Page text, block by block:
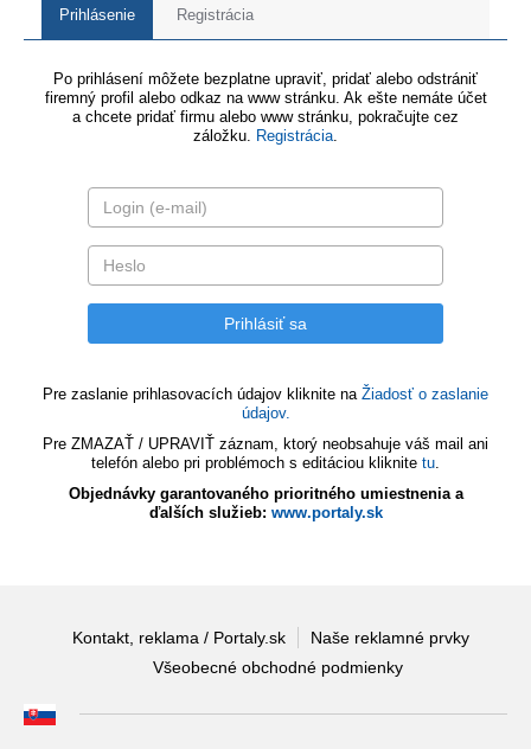
Prihlásenie Registrácia
Po prihlásení môžete bezplatne upraviť, pridať alebo odstrániť
firemný profil alebo odkaz na www stránku. Ak ešte nemáte účet
a chcete pridať firmu alebo www stránku, pokračujte cez
záložku. Registrácia.
Pre zaslanie prihlasovacích údajov kliknite na Žiadosť o zaslanie
údajov.
Pre ZMAZAŤ / UPRAVIŤ záznam, ktorý neobsahuje váš mail ani
telefón alebo pri problémoch s editáciou kliknite tu.
Objednávky garantovaného prioritného umiestnenia a
ďalších služieb: www.portaly.sk
Kontakt, reklama / Portaly.sk
Naše reklamné prvky
Všeobecné obchodné podmienky